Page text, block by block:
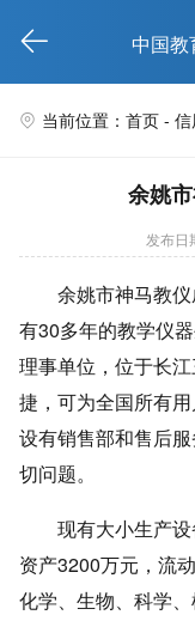
 中国教
 当前位置：首页 -
余姚
发布日
余姚市神马教仪
有30多年的教学仪
理事单位，位于长
捷，可为全国所有
设有销售部和售后
切问题。
现有大小生产设
资产3200万元，流
化学、生物、科学